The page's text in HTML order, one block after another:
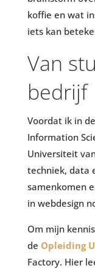
koffie en wat
iets kan
Van
bedrijf
Voordat ik in
Information
Universiteit
techniek, data
samenkomen
in webdesign
Om mijn
de Opleiding
Factory. Hier